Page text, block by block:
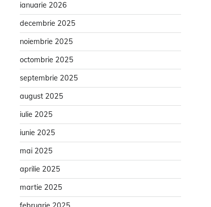
ianuarie 2026
decembrie 2025
noiembrie 2025
octombrie 2025
septembrie 2025
august 2025
iulie 2025
iunie 2025
mai 2025
aprilie 2025
martie 2025